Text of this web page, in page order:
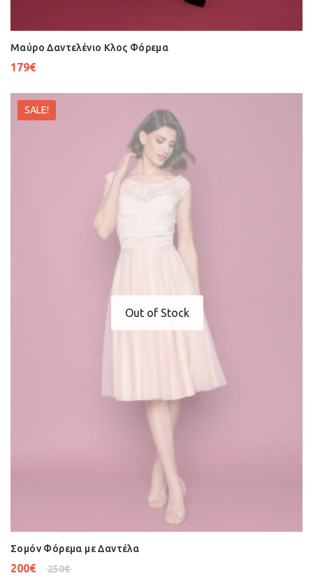
Μαύρο Δαντελένιο Κλος Φόρεμα
179€
SALE!
Out of Stock
Σομόν Φόρεμα με Δαντέλα
250€
200€